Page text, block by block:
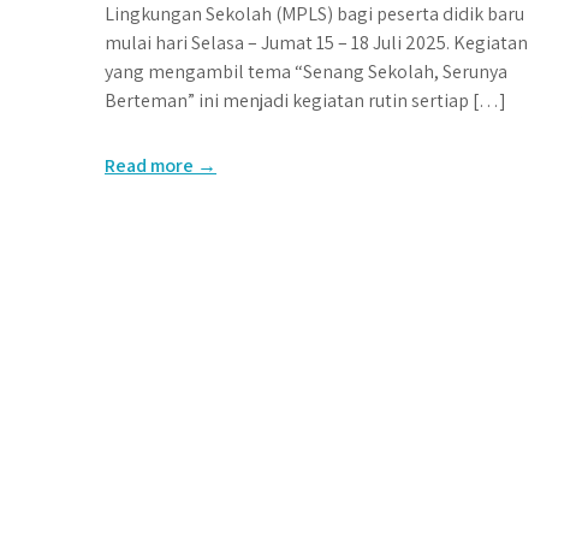
Lingkungan Sekolah (MPLS) bagi peserta didik baru
mulai hari Selasa – Jumat 15 – 18 Juli 2025. Kegiatan
yang mengambil tema “Senang Sekolah, Serunya
Berteman” ini menjadi kegiatan rutin sertiap […]
Read more →